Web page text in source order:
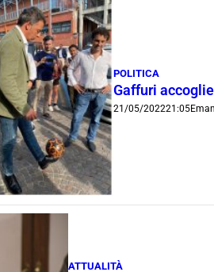
POLITICA
Gaffuri
21/05/202221:05
ATTUALITÀ